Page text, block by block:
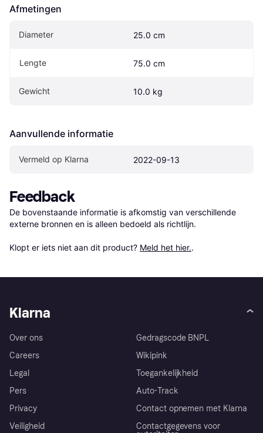
Afmetingen
Diameter 25.0 cm
Lengte 75.0 cm
Gewicht 10.0 kg
Aanvullende informatie
Vermeld op Klarna 2022-09-13
Feedback
De bovenstaande informatie is afkomstig van verschillende
externe bronnen en is alleen bedoeld als richtlijn.
Klopt er iets niet aan dit product? Meld het hier..
Klarna
Over ons
Careers
Legal
Pers
Privacy
Veiligheid
Gedragscode BNPL
Wikipink
Toegankelijkheid
Auto-Track
Contact opnemen met Klarna
Contactgegevens voor